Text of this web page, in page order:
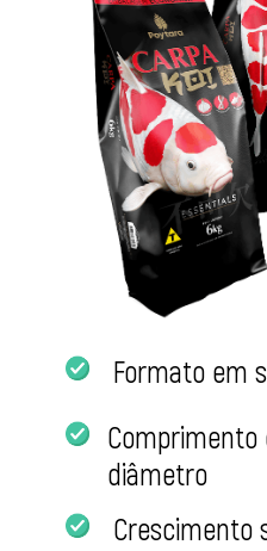
Formato em
Comprimento
diâmetro
Crescimento